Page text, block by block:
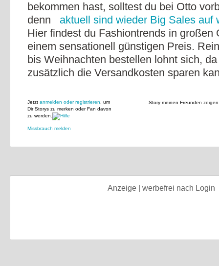
bekommen hast, solltest du bei Otto
denn
aktuell sind wieder Big Sales auf
Hier findest du Fashiontrends in großen
einem sensationell günstigen Preis.
bis Weihnachten bestellen lohnt sich,
zusätzlich die Versandkosten sparen
Story meinen Freunden
Jetzt anmelden oder registrieren , um
Dir Storys zu merken oder Fan davon
zu werden.
Missbrauch melden
Anzeige | werbefrei nach Login